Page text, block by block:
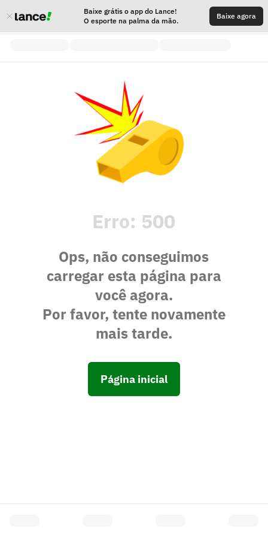
Baixe grátis o app do Lance!
O esporte na palma da mão.
Baixe agora
Erro: 500
Ops, não conseguimos
carregar esta página para
você agora.
Por favor, tente novamente
mais tarde.
Página inicial